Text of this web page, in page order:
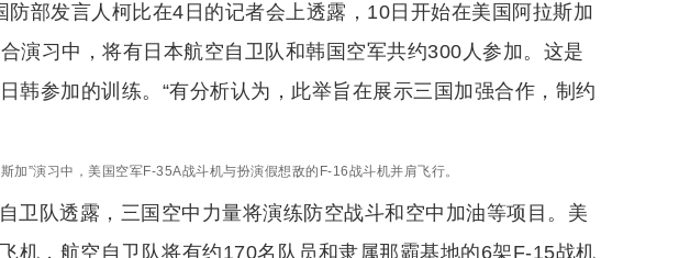
部发言人柯比在4日的记者会上透露，10日开始在美国阿拉斯加
演习中，将有日本航空自卫队和韩国空军共约300人参加。这是
韩参加的训练。“有分析认为，此举旨在展示三国加强合作，制约
加”演习中，美国空军F-35A战斗机与扮演假想敌的F-16战斗机并肩飞行。
卫队透露，三国空中力量将演练防空战斗和空中加油等项目。美
机，航空自卫队将有约170名队员和隶属那霸基地的6架F-15战机